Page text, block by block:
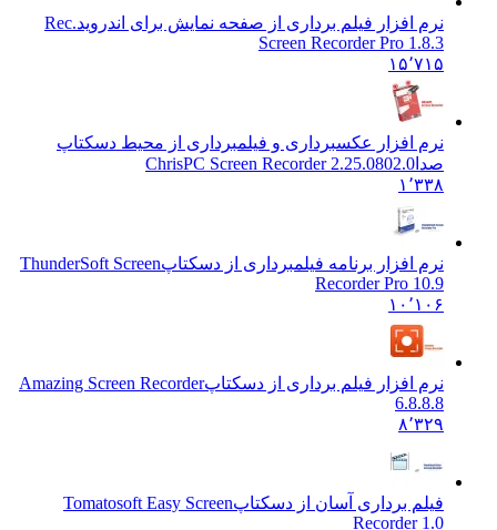
نرم افزار فیلم برداری از صفحه نمایش برای اندرویدRec.
Screen Recorder Pro 1.8.3
۱۵٬۷۱۵
نرم افزار عکسبرداری و فیلمبرداری از محیط دسکتاپ
صدا ChrisPC Screen Recorder 2.25.0802.0
۱٬۳۳۸
نرم افزار برنامه فیلمبرداری از دسکتاپThunderSoft Screen
Recorder Pro 10.9
۱۰٬۱۰۶
نرم افزار فیلم برداری از دسکتاپAmazing Screen Recorder
6.8.8.8
۸٬۳۲۹
فیلم برداری آسان از دسکتاپTomatosoft Easy Screen
Recorder 1.0